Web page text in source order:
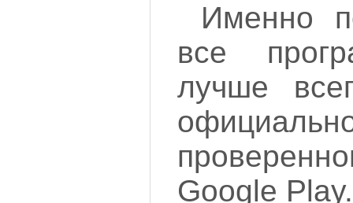
Именно
все
лучше
Google Play.